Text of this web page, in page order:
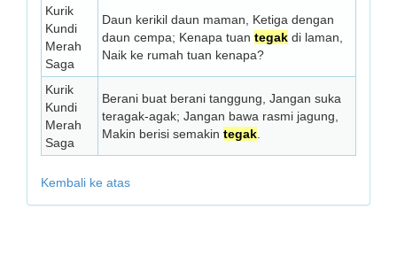
Kurik
Kundi
Merah
Saga
Daun kerikil daun maman, Ketiga dengan
daun cempa; Kenapa tuan tegak di laman,
Naik ke rumah tuan kenapa?
Kurik
Kundi
Merah
Saga
Berani buat berani tanggung, Jangan suka
teragak-agak; Jangan bawa rasmi jagung,
Makin berisi semakin tegak
Kembali ke atas